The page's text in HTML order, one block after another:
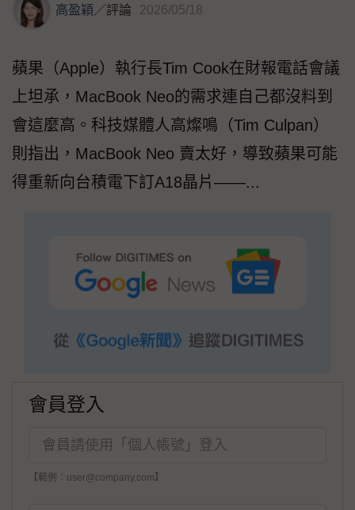
高盈穎／評論 2026/05/18
蘋果（Apple）執行長Tim Cook在財報電話會議
上坦承，MacBook Neo的需求連自己都沒料到
會這麼高。科技媒體人高燦鳴（Tim Culpan）
則指出，MacBook Neo 賣太好，導致蘋果可能
得重新向台積電下訂A18晶片——...
會員登入
【範例：user@company.com】